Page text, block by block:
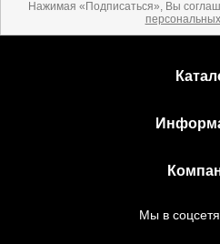
Нажимая «Подписаться», Вы
Мы в